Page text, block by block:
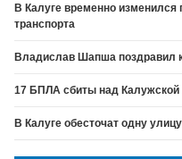
В Калуге временно изменился
транспорта
Владислав Шапша поздравил
17 БПЛА сбиты над Калужской
В Калуге обесточат одну улицу